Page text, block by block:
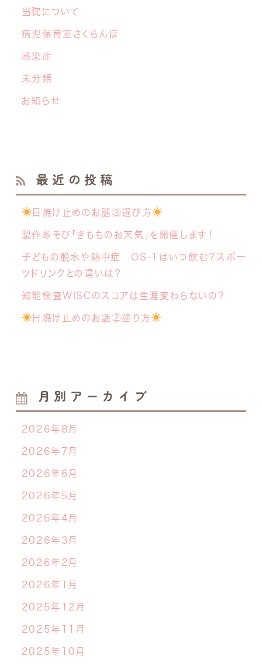
当院について
病児保育室さくらんぼ
感染症
未分類
お知らせ
最近の投稿
日焼け止めのお話③選び方
製作あそび「きもちのお天気」を開催します！
子どもの脱水や熱中症 OS-1はいつ飲む？スポー
ツドリンクとの違いは？
知能検査WISCのスコアは生涯変わらないの？
日焼け止めのお話②塗り方
月別アーカイブ
2026年8月
2026年7月
2026年6月
2026年5月
2026年4月
2026年3月
2026年2月
2026年1月
2025年12月
2025年11月
2025年10月